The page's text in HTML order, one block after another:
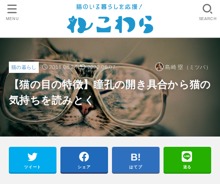
SEARCH
MENU
猫の暮らし 2016.08.24 2022.06.07 島崎 塁（ミツバ）
【猫の目の特徴】瞳孔の開き具合から猫の
気持ちを読みとく
ツイート シェア はてブ 送る